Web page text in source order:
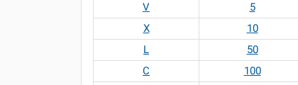
V
5
X
10
L
50
C
100